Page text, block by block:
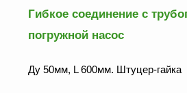
оборудование
Запорная арматура
агрегаты
Гибкое соединение с
погружной насос
Ду 50мм, L 600мм. Штуцер-гайка